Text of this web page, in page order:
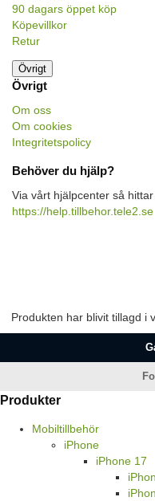
90 dagars öppet köp
Köpevillkor
Retur
Övrigt
Övrigt
Om oss
Om cookies
Integritetspolicy
Behöver du hjälp?
Via vårt hjälpcenter så
https://help.tillbehor.tele2.se
Produkten har blivit tillagd i
Produkter
Mobiltillbehör
iPhone
iPhone 17